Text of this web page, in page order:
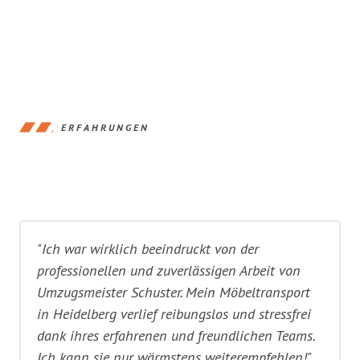
ERFAHRUNGEN
"Ich war wirklich beeindruckt von der
professionellen und zuverlässigen Arbeit von
Umzugsmeister Schuster. Mein Möbeltransport
in Heidelberg verlief reibungslos und stressfrei
dank ihres erfahrenen und freundlichen Teams.